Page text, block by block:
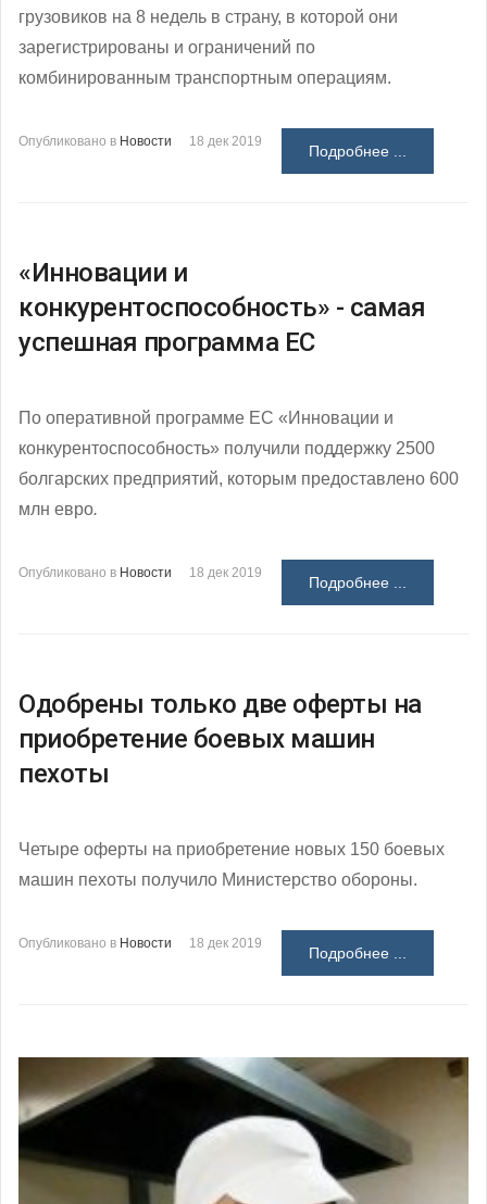
грузовиков на 8 недель в страну, в которой они
зарегистрированы и ограничений по
комбинированным транспортным операциям.
Опубликовано в Новости 18 дек 2019
Подробнее ...
«Инновации и
конкурентоспособность» - самая
успешная программа ЕС
По оперативной программе ЕС «Инновации и
конкурентоспособность» получили поддержку 2500
болгарских предприятий, которым предоставлено 600
млн евро.
Опубликовано в Новости 18 дек 2019
Подробнее ...
Одобрены только две оферты на
приобретение боевых машин
пехоты
Четыре оферты на приобретение новых 150 боевых
машин пехоты получило Министерство обороны.
Опубликовано в Новости 18 дек 2019
Подробнее ...